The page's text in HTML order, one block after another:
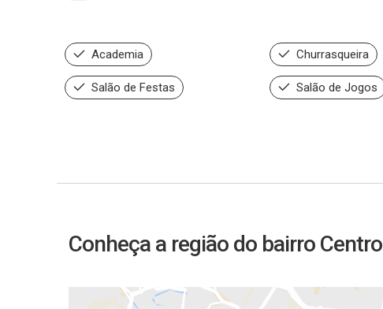
Academia Churrasqueira
Salão de Festas Salão de Jogos
Conheça a região do bairro Centro